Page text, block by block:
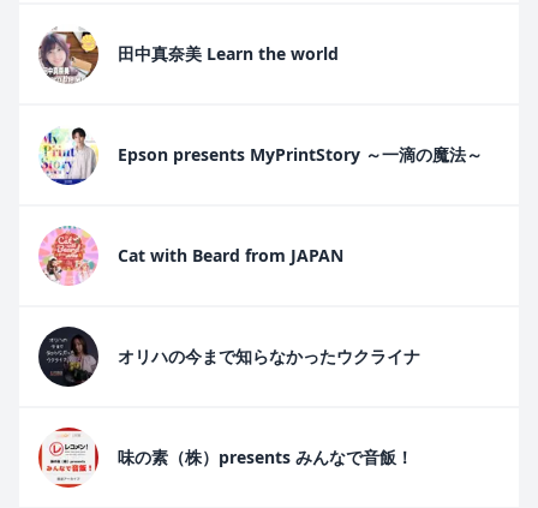
田中真奈美 Learn the world
Epson presents MyPrintStory ～一滴の魔法～
Cat with Beard from JAPAN
オリハの今まで知らなかったウクライナ
味の素（株）presents みんなで音飯！